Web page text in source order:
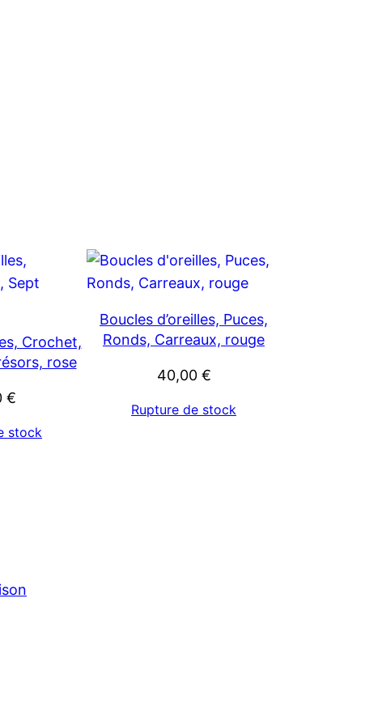
Crochet,
rose
€
stock
Boucles d’oreilles, Puces,
Ronds, Carreaux, rouge
40,00 €
Rupture de stock